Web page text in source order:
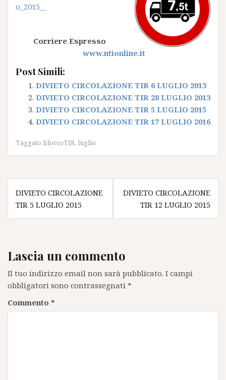
o_2015__
Corriere Espresso
www.ntionline.it
Post Simili:
DIVIETO CIRCOLAZIONE TIR 6 LUGLIO 2013
DIVIETO CIRCOLAZIONE TIR 28 LUGLIO 2013
DIVIETO CIRCOLAZIONE TIR 5 LUGLIO 2015
DIVIETO CIRCOLAZIONE TIR 17 LUGLIO 2016
Taggato bloccoTIR, luglio
Navigazione
articoli
DIVIETO CIRCOLAZIONE
TIR 5 LUGLIO 2015
DIVIETO CIRCOLAZIONE
TIR 12 LUGLIO 2015
Lascia un commento
Il tuo indirizzo email non sarà pubblicato. I campi
obbligatori sono contrassegnati *
Commento *